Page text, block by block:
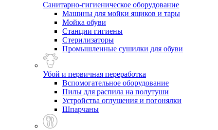
Санитарно-гигиеническое оборудование
Машины для мойки ящиков и тары
Мойка обуви
Станции гигиены
Стерилизаторы
Промышленные сушилки для обуви
Убой и первичная переработка
Вспомогательное оборудование
Пилы для распила на полутуши
Устройства оглушения и погонялки
Шпарчаны